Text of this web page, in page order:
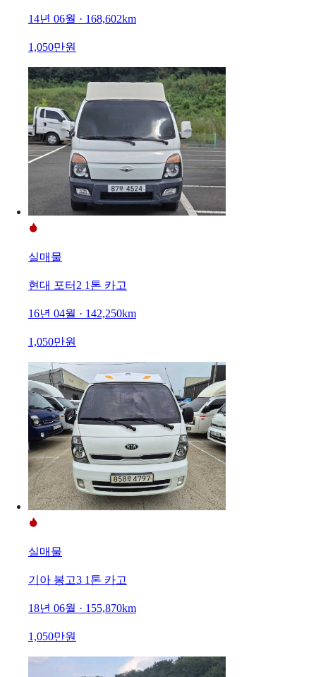
14년 06월 · 168,602km
1,050만원
실매물
현대 포터2 1톤 카고
16년 04월 · 142,250km
1,050만원
실매물
기아 봉고3 1톤 카고
18년 06월 · 155,870km
1,050만원